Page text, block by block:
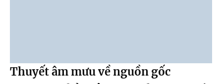
Thuyết âm mưu về nguồn gốc